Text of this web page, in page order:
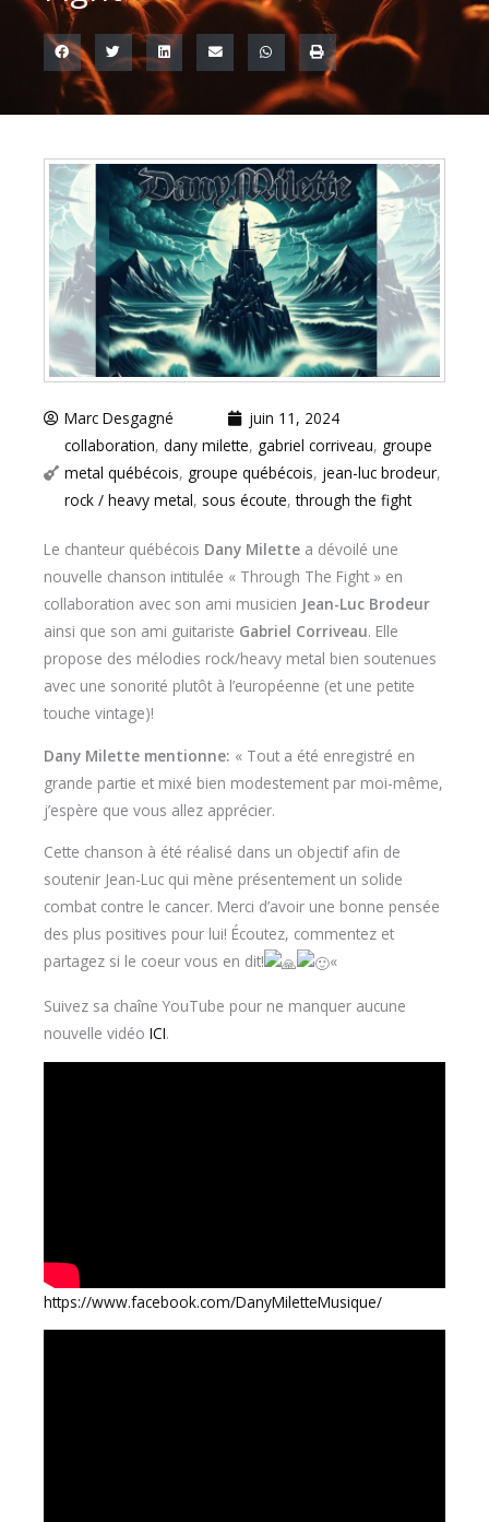
Marc Desgagné
juin 11, 2024
collaboration, dany milette, gabriel corriveau, groupe
metal québécois, groupe québécois, jean-luc brodeur,
rock / heavy metal, sous écoute,through the fight
Le chanteur québécois Dany Milette a dévoilé une
nouvelle chanson intitulée « Through The Fight » en
collaboration avec son ami musicien Jean-Luc Brodeur
ainsi que son ami guitariste Gabriel Corriveau. Elle
propose des mélodies rock/heavy metal bien soutenues
avec une sonorité plutôt à l’européenne (et une petite
touche vintage)!
Dany Milette mentionne: « Tout a été enregistré en
grande partie et mixé bien modestement par moi-même,
j’espère que vous allez apprécier.
Cette chanson à été réalisé dans un objectif afin de
soutenir Jean-Luc qui mène présentement un solide
combat contre le cancer. Merci d’avoir une bonne pensée
des plus positives pour lui! Écoutez, commentez et
partagez si le coeur vous en dit!
«
Suivez sa chaîne YouTube pour ne manquer aucune
nouvelle vidéo ICI.
https://www.facebook.com/DanyMiletteMusique/